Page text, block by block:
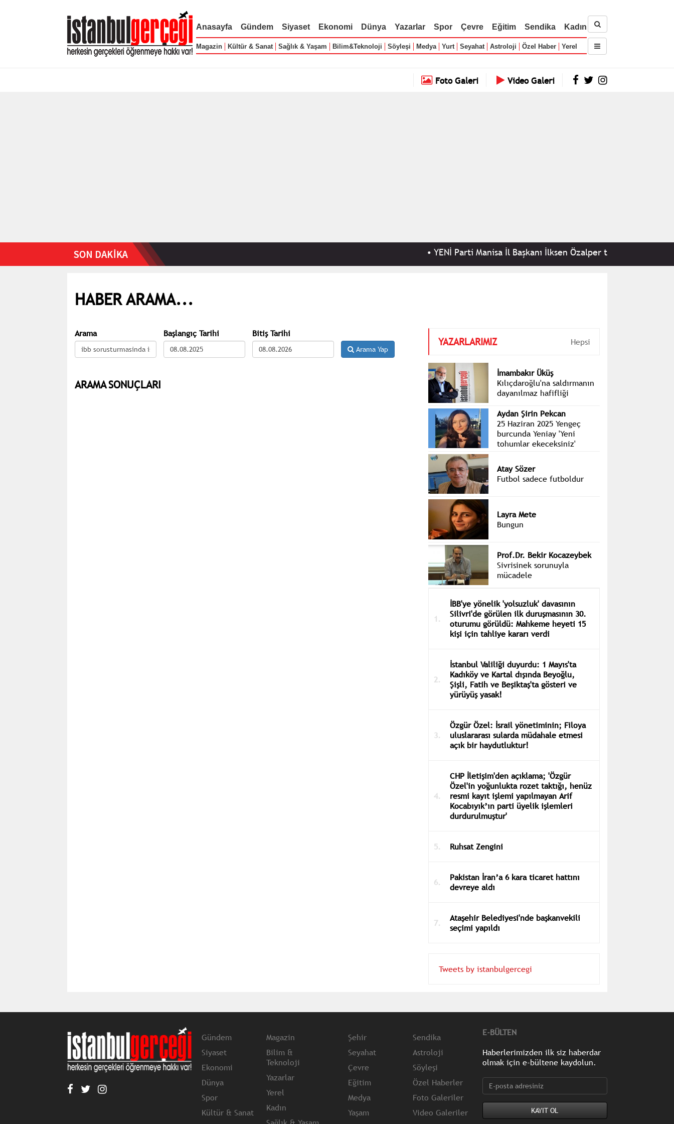
Anasayfa Gündem Siyaset Ekonomi Dünya Yazarlar Spor Çevre Eğitim Sendika Kadın
Magazin Kültür & Sanat Sağlık & Yaşam Bilim&Teknoloji Söyleşi Medya Yurt Seyahat Astroloji Özel Haber Yerel
Foto Galeri Video Galeri
YENİ Parti Manisa İl Başkanı İlksen Özalper tutuklandı
HABER ARAMA...
Arama Başlangıç Tarihi Bitiş Tarihi
Arama Yap
ARAMA SONUÇLARI
YAZARLARIMIZ Hepsi
İmambakır Üküş
Kılıçdaroğlu'na saldırmanın
dayanılmaz hafifliği
Aydan Şirin Pekcan
25 Haziran 2025 Yengeç
burcunda Yeniay 'Yeni
tohumlar ekeceksiniz'
Atay Sözer
Futbol sadece futboldur
Layra Mete
Bungun
Prof.Dr. Bekir Kocazeybek
Sivrisinek sorunuyla
mücadele
İBB'ye yönelik 'yolsuzluk' davasının
Silivri'de görülen ilk duruşmasının 30.
oturumu görüldü: Mahkeme heyeti 15
kişi için tahliye kararı verdi
İstanbul Valiliği duyurdu: 1 Mayıs'ta
Kadıköy ve Kartal dışında Beyoğlu,
Şişli, Fatih ve Beşiktaş'ta gösteri ve
yürüyüş yasak!
Özgür Özel: İsrail yönetiminin; Filoya
uluslararası sularda müdahale etmesi
açık bir haydutluktur!
CHP İletişim'den açıklama; 'Özgür
Özel'in yoğunlukta rozet taktığı, henüz
resmi kayıt işlemi yapılmayan Arif
Kocabıyık’ın parti üyelik işlemleri
durdurulmuştur'
Ruhsat Zengini
Pakistan İran’a 6 kara ticaret hattını
devreye aldı
Ataşehir Belediyesi'nde başkanvekili
seçimi yapıldı
Tweets by istanbulgercegi
Gündem
Siyaset
Ekonomi
Dünya
Spor
Kültür & Sanat
Magazin
Bilim &
Teknoloji
Yazarlar
Yerel
Kadın
Şehir
Seyahat
Çevre
Eğitim
Medya
Yaşam
Sendika
Astroloji
Söyleşi
Özel Haberler
Foto Galeriler
Video Galeriler
E-BÜLTEN
Haberlerimizden ilk siz haberdar
olmak için e-bültene kaydolun.